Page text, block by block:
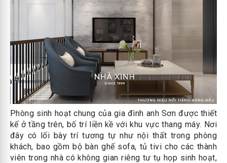
Phòng sinh hoạt chung của gia đình anh Sơn được thiết
kế ở tầng trên, bố trí liền kề với khu vực thang máy. Nơi
đây có lối bày trí tương tự như nội thất trong phòng
khách, bao gồm bộ bàn ghế sofa, tủ tivi cho các thành
viên trong nhà có không gian riêng tư tụ họp sinh hoạt,